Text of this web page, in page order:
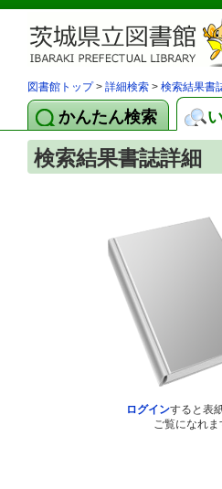
図書館トップ> 詳細検索 > 検索結果書
かんたん検索
検索結果書誌詳細
ログインすると表
ご覧になれま